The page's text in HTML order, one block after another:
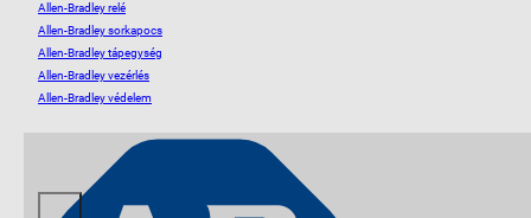
Allen-Bradley relé
Allen-Bradley sorkapocs
Allen-Bradley tápegység
Allen-Bradley vezérlés
Allen-Bradley védelem